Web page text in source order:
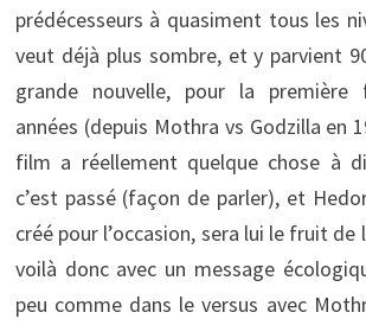
prédécesseurs à quasiment tous les
veut déjà plus sombre, et y parvient
grande nouvelle, pour la première
années (depuis Mothra vs Godzilla en
film a réellement quelque chose à
c’est passé (façon de parler), et
créé pour l’occasion, sera lui le fruit
voilà donc avec un message
peu comme dans le versus avec